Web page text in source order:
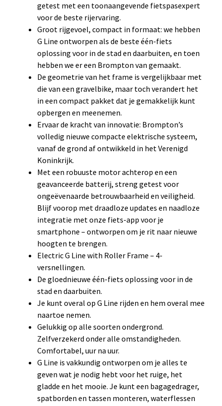
getest met een toonaangevende fietspasexpert
voor de beste rijervaring.
Groot rijgevoel, compact in formaat: we hebben
G Line ontworpen als de beste één-fiets
oplossing voor in de stad en daarbuiten, en toen
hebben we er een Brompton van gemaakt.
De geometrie van het frame is vergelijkbaar met
die van een gravelbike, maar toch verandert het
in een compact pakket dat je gemakkelijk kunt
opbergen en meenemen.
Ervaar de kracht van innovatie: Brompton’s
volledig nieuwe compacte elektrische systeem,
vanaf de grond af ontwikkeld in het Verenigd
Koninkrijk.
Met een robuuste motor achterop en een
geavanceerde batterij, streng getest voor
ongeëvenaarde betrouwbaarheid en veiligheid.
Blijf voorop met draadloze updates en naadloze
integratie met onze fiets-app voor je
smartphone – ontworpen om je rit naar nieuwe
hoogten te brengen.
Electric G Line with Roller Frame – 4-
versnellingen.
De gloednieuwe één-fiets oplossing voor in de
stad en daarbuiten.
Je kunt overal op G Line rijden en hem overal mee
naartoe nemen.
Gelukkig op alle soorten ondergrond.
Zelfverzekerd onder alle omstandigheden.
Comfortabel, uur na uur.
G Line is vakkundig ontworpen om je alles te
geven wat je nodig hebt voor het ruige, het
gladde en het mooie. Je kunt een bagagedrager,
spatborden en tassen monteren, waterflessen